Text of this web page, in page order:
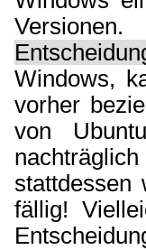
Versionen.
Windows,
vorher
von
stattdessen
fällig!